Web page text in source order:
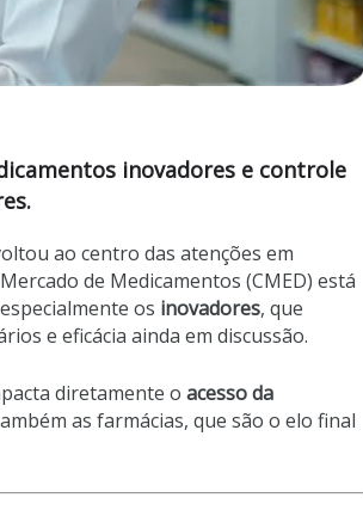
inovadores e controle
ao centro das atenções em
de Medicamentos (CMED) está
os inovadores, que
e eficácia ainda em discussão.
diretamente o acesso da
as farmácias, que são o elo final